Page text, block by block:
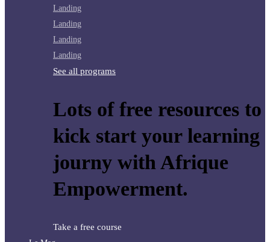
Landing
Landing
Landing
Landing
See all programs
Lots of free resources to
kick start your learning
journy with Afrique
Empowerment.
Take a free course